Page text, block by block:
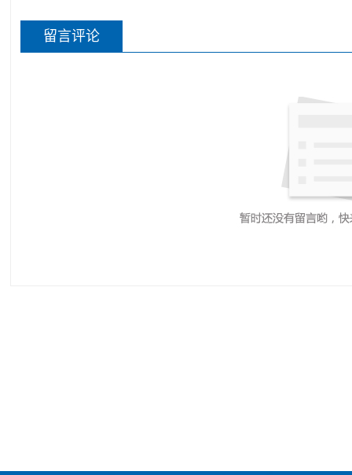
留言评论